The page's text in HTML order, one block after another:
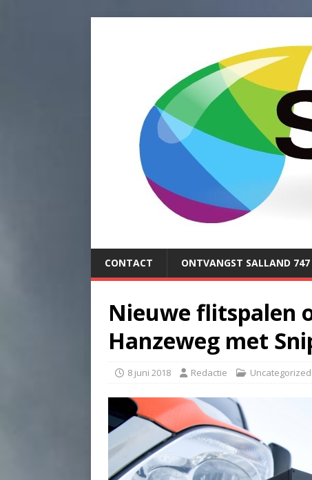
CONTACT ONTVANGST SALLAND 747
Nieuwe flitspalen
Hanzeweg met
8 juni 2018 Redactie Uncategorized